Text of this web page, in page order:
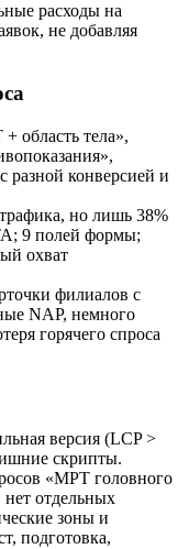
расходы на
не добавляя
область тела»,
разной конверсией и
но лишь 38%
9 полей формы;
охват
филиалов с
NAP, немного
горячего спроса
версия (LCP >
скрипты.
«МРТ головного
нет отдельных
зоны и
подготовка,